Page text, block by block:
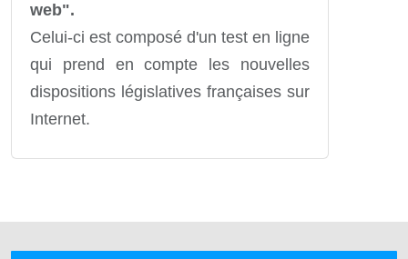
web".
Celui-ci est composé d'un test en ligne
qui prend en compte les nouvelles
dispositions législatives françaises sur
Internet.